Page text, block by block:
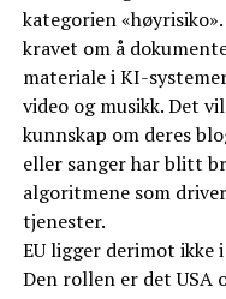
kategorien
kravet om å
materiale i KI-
video og musikk. Det
kunnskap om deres
eller sanger har blitt
algoritmene som
tjenester.
EU ligger derimot
Den rollen er det USA